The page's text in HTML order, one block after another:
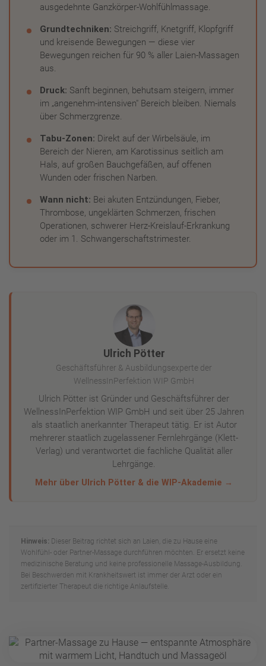
ausgedehnte Ganzkörper-Wohlfühlmassage.
Grundtechniken: Streichgriff, Knetgriff, Klopfgriff
und kreisende Bewegungen — diese vier
Bewegungen reichen für 90 % aller Laien-Massagen
aus.
Druck: Sanft beginnen, behutsam steigern, immer
im „angenehm-intensiven" Bereich bleiben. Niemals
über Schmerzgrenze.
Tabu-Zonen: Direkt auf der Wirbelsäule, im
Bereich der Nieren, am Karotissinus seitlich am
Hals, auf großen Bauchgefäßen, auf offenen
Wunden oder frischen Narben.
Wann nicht: Bei akuten Entzündungen, Fieber,
Thrombose, ungeklärten Schmerzen, frischen
Operationen, schwerer Herz-Kreislauf-Erkrankung
oder im 1. Schwangerschaftstrimester.
Ulrich Pötter
Geschäftsführer & Ausbildungsexperte der
WellnessInPerfektion WIP GmbH
Ulrich Pötter ist Gründer und Geschäftsführer der
WellnessInPerfektion WIP GmbH und seit über 25 Jahren
als staatlich anerkannter Therapeut tätig. Er ist Autor
mehrerer staatlich zugelassener Fernlehrgänge (Klett-
Verlag) und verantwortet die fachliche Qualität aller
Lehrgänge.
Mehr über Ulrich Pötter & die WIP-Akademie →
Hinweis: Dieser Beitrag richtet sich an Laien, die zu Hause eine
Wohlfühl- oder Partner-Massage durchführen möchten. Er ersetzt keine
medizinische Beratung und keine professionelle Massage-Ausbildung.
Bei Beschwerden mit Krankheitswert ist immer der Arzt oder ein
zertifizierter Therapeut die richtige Anlaufstelle.